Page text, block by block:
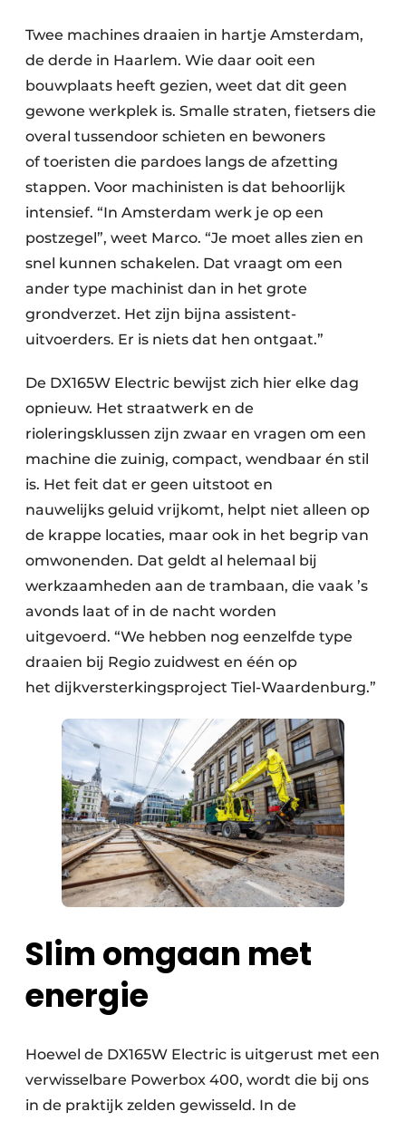
Twee machines draaien in hartje Amsterdam,
de derde in Haarlem. Wie daar ooit een
bouwplaats heeft gezien, weet dat dit geen
gewone werkplek is. Smalle straten, fietsers die
overal tussendoor schieten en bewoners
of toeristen die pardoes langs de afzetting
stappen. Voor machinisten is dat behoorlijk
intensief. “In Amsterdam werk je op een
postzegel”, weet Marco. “Je moet alles zien en
snel kunnen schakelen. Dat vraagt om een
ander type machinist dan in het grote
grondverzet. Het zijn bijna assistent-
uitvoerders. Er is niets dat hen ontgaat.”
De DX165W Electric bewijst zich hier elke dag
opnieuw. Het straatwerk en de
rioleringsklussen zijn zwaar en vragen om een
machine die zuinig, compact, wendbaar én stil
is. Het feit dat er geen uitstoot en
nauwelijks geluid vrijkomt, helpt niet alleen op
de krappe locaties, maar ook in het begrip van
omwonenden. Dat geldt al helemaal bij
werkzaamheden aan de trambaan, die vaak ’s
avonds laat of in de nacht worden
uitgevoerd. “We hebben nog eenzelfde type
draaien bij Regio zuidwest en één op
het dijkversterkingsproject Tiel-Waardenburg.”
Slim omgaan met
energie
Hoewel de DX165W Electric is uitgerust met een
verwisselbare Powerbox 400, wordt die bij ons
in de praktijk zelden gewisseld. In de